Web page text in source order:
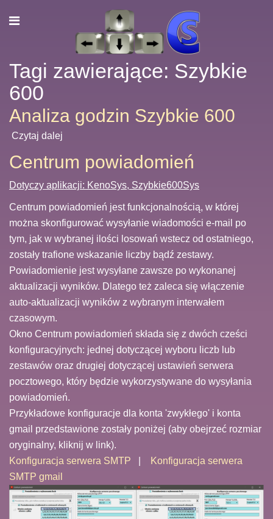
Tagi zawierające: Szybkie
600
Analiza godzin Szybkie 600
Czytaj dalej
Centrum powiadomień
Dotyczy aplikacji: KenoSys, Szybkie600Sys
Centrum powiadomień jest funkcjonalnością, w której
można skonfigurować wysyłanie wiadomości e-mail po
tym, jak w wybranej ilości losowań wstecz od ostatniego,
zostały trafione wskazanie liczby bądź zestawy.
Powiadomienie jest wysyłane zawsze po wykonanej
aktualizacji wyników. Dlatego też zaleca się włączenie
auto-aktualizacji wyników z wybranym interwałem
czasowym.
Okno Centrum powiadomień składa się z dwóch cześci
konfiguracyjnych: jednej dotyczącej wyboru liczb lub
zestawów oraz drugiej dotyczącej ustawień serwera
pocztowego, który będzie wykorzystywane do wysyłania
powiadomień.
Przykładowe konfiguracje dla konta 'zwykłego' i konta
gmail przedstawione zostały poniżej (aby obejrzeć rozmiar
oryginalny, kliknij w link).
Konfiguracja serwera SMTP
Konfiguracja serwera
SMTP gmail